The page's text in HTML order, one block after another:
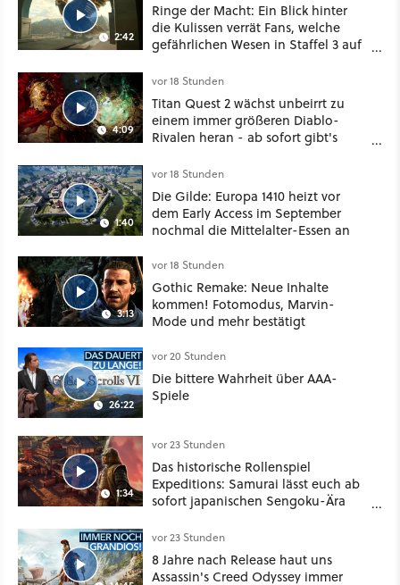
2:42
Ringe der Macht: Ein Blick hinter
die Kulissen verrät Fans, welche
gefährlichen Wesen in Staffel 3 auf
4:09
vor 18 Stunden
Titan Quest 2 wächst unbeirrt zu
einem immer größeren Diablo-
Rivalen heran - ab sofort gibt's
Klasse
1:40
vor 18 Stunden
Die Gilde: Europa 1410 heizt vor
dem Early Access im September
nochmal die Mittelalter-Essen an
3:13
vor 18 Stunden
Gothic Remake: Neue Inhalte
kommen! Fotomodus, Marvin-
Mode und mehr bestätigt
26:22
vor 20 Stunden
Die bittere Wahrheit über AAA-
Spiele
1:34
vor 23 Stunden
Das historische Rollenspiel
Expeditions: Samurai lässt euch ab
sofort japanischen Sengoku-Ära
oder Diplomatie
vor 23 Stunden
8 Jahre nach Release haut uns
Assassin's Creed Odyssey immer